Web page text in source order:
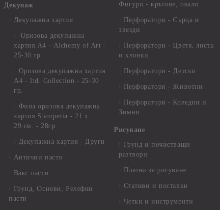
Декупаж
Декупажна хартия
Оризова декупажна
хартия А4 - Alchemy of Art -
25-30 гр.
Оризова декупажна хартия
А4 - Itd. Collection - 25-30
гр.
Фина оризова декупажна
хартия Stamperia - 21 х
29.см. - 28гр.
Декупажна хартия - Други
Антични пасти
Вакс пасти
Грунд, Основи, Релефни
пасти
Фигури - кръгове, овали
Перфоратори - Сърца и
звезди
Перфоратори - Цветя, листа
и клонки
Перфоратори - Детски
Перфоратори - Животни
Перфоратори - Коледни и
Зимни
Рисуване
Грунд и почистващи
разтвори
Платна за рисуване
Стативи и поставки
Четки и инструменти